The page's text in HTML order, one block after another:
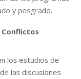
y posgrado.
Conflictos
los estudios de
las discusiones